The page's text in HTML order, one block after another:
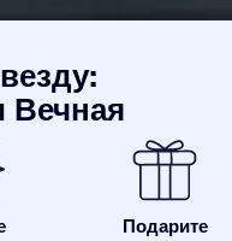
Вечная
Подарите